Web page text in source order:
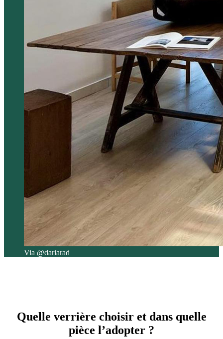
Via @dariarad
Quelle verrière choisir et dans quelle
pièce l’adopter ?